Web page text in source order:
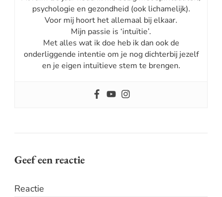
psychologie en gezondheid (ook lichamelijk).
Voor mij hoort het allemaal bij elkaar.
Mijn passie is ‘intuïtie’.
Met alles wat ik doe heb ik dan ook de
onderliggende intentie om je nog dichterbij jezelf
en je eigen intuïtieve stem te brengen.
Geef een reactie
Reactie